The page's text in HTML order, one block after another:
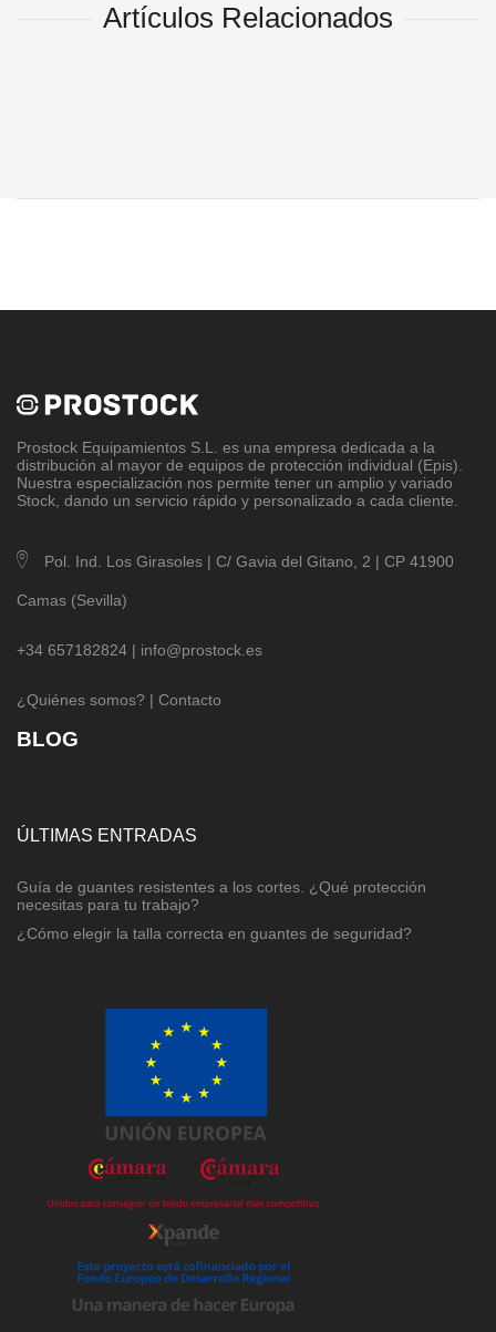
Artículos Relacionados
Prostock Equipamientos S.L
. es una empresa dedicada a la
distribución al mayor de equipos de protección individual (Epis).
Nuestra especialización nos permite tener un amplio y variado
Stock, dando un servicio rápido y personalizado a cada cliente.
Pol. Ind. Los Girasoles | C/ Gavia del Gitano, 2 | CP 41900
Camas (Sevilla)
+34 657182824 | info@prostock.es
¿Quiénes somos? | Contacto
BLOG
ÚLTIMAS ENTRADAS
Guía de guantes resistentes a los cortes. ¿Qué protección
necesitas para tu trabajo?
¿Cómo elegir la talla correcta en guantes de seguridad?